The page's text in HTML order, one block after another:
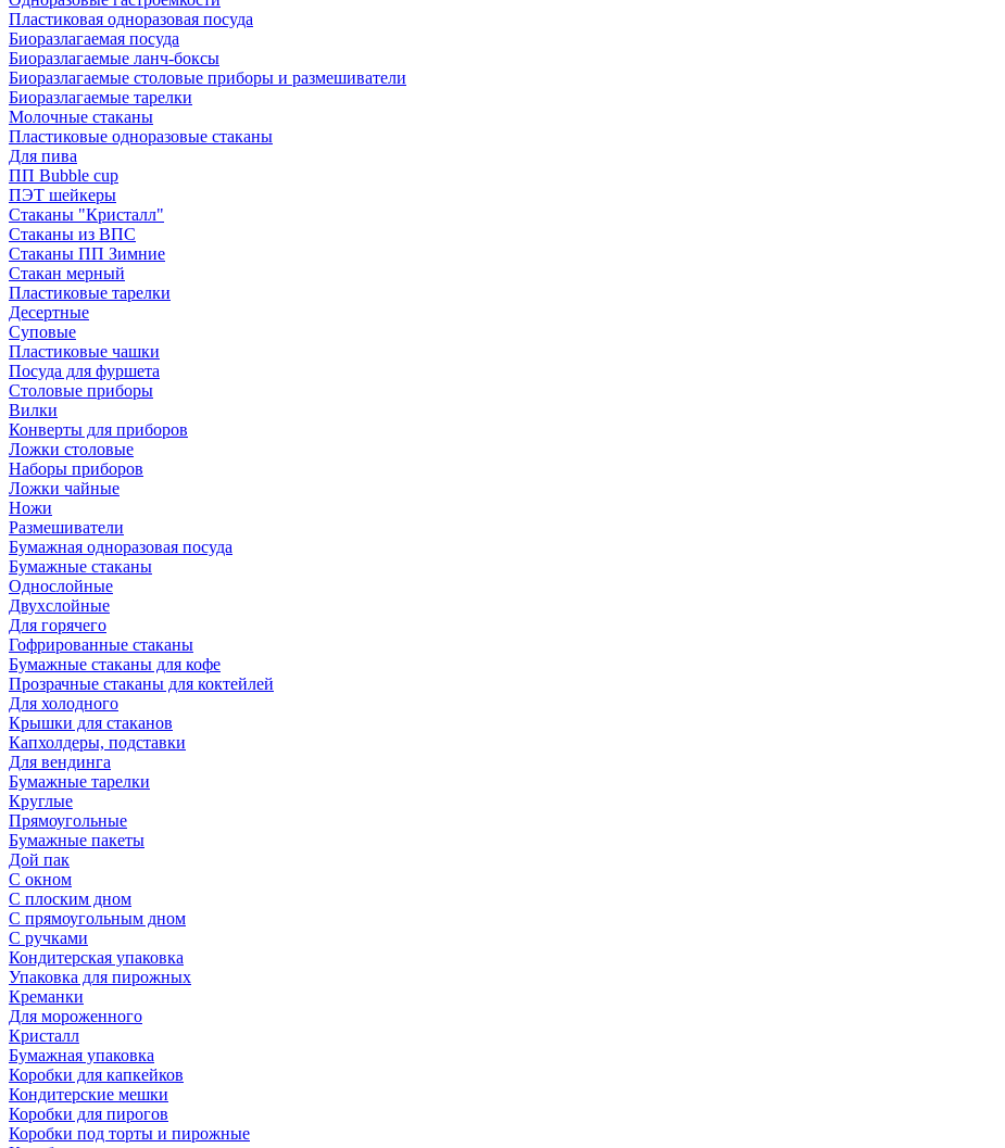
Пластиковая одноразовая посуда
Биоразлагаемая посуда
Биоразлагаемые ланч-боксы
Биоразлагаемые столовые приборы и размешиватели
Биоразлагаемые тарелки
Молочные стаканы
Пластиковые одноразовые стаканы
Для пива
ПП Bubble cup
ПЭТ шейкеры
Стаканы "Кристалл"
Стаканы из ВПС
Стаканы ПП Зимние
Стакан мерный
Пластиковые тарелки
Десертные
Суповые
Пластиковые чашки
Посуда для фуршета
Столовые приборы
Вилки
Конверты для приборов
Ложки столовые
Наборы приборов
Ложки чайные
Ножи
Размешиватели
Бумажная одноразовая посуда
Бумажные стаканы
Однослойные
Двухслойные
Для горячего
Гофрированные стаканы
Бумажные стаканы для кофе
Прозрачные стаканы для коктейлей
Для холодного
Крышки для стаканов
Капхолдеры, подставки
Для вендинга
Бумажные тарелки
Круглые
Прямоугольные
Бумажные пакеты
Дой пак
С окном
С плоским дном
С прямоугольным дном
С ручками
Кондитерская упаковка
Упаковка для пирожных
Креманки
Для мороженного
Кристалл
Бумажная упаковка
Коробки для капкейков
Кондитерские мешки
Коробки для пирогов
Коробки под торты и пирожные